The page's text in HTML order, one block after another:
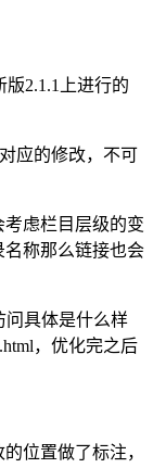
版2.1.1上进行的
应的修改，不可
虑栏目层级的变
称那么链接也会
问具体是什么样
，优化完之后
位置做了标注，